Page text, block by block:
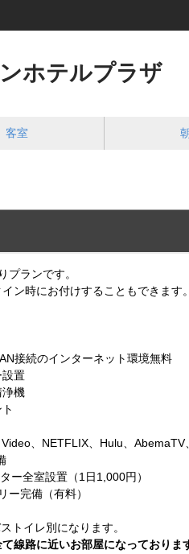
ホテルプラザ
客室
プランです。
ン時にお付けすることもできます。
接続のインターネット環境無料
置
機
Video、NETFLIX、Hulu、AbemaTV
ー全室設置（1日1,000円）
ー完備（有料）
トイレ別になります。
線路に近いお部屋になっておりま